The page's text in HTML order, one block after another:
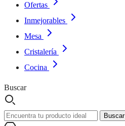
Ofertas
Inmejorables
Mesa
Cristalería
Cocina
Buscar
Buscar